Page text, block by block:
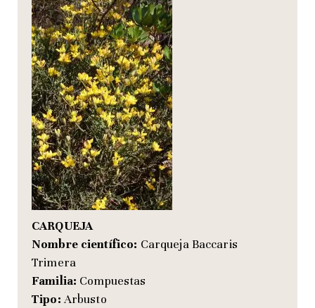
CARQUEJA
Nombre científico: Carqueja Baccaris
Trimera
Familia: Compuestas
Tipo:Arbusto